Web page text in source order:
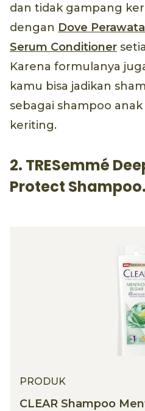
dan tidak gampang
dengan Dove
Serum Conditioner
Karena formulanya
kamu bisa jadikan
sebagai shampoo
keriting.
2. TRESemmé
Protect Shampoo.
PRODUK
CLEAR Shampoo